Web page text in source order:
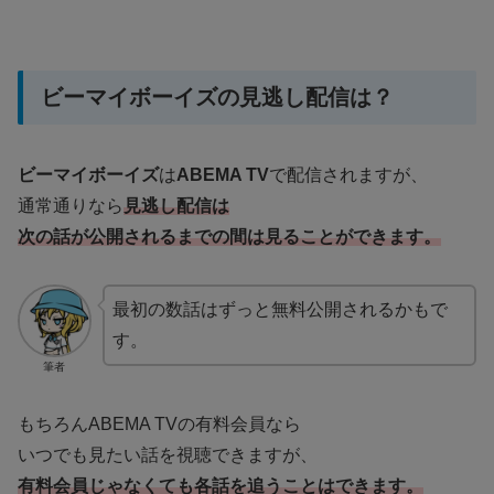
ビーマイボーイズの見逃し配信は？
ビーマイボーイズはABEMA TVで配信されますが、
通常通りなら 見逃し配信は
次の話が公開されるまでの間は見ることができます。
筆者
最初の数話はずっと無料公開されるかもで
す。
もちろんABEMA TVの有料会員なら
いつでも見たい話を視聴できますが、
有料会員じゃなくても各話を追うことはできます。